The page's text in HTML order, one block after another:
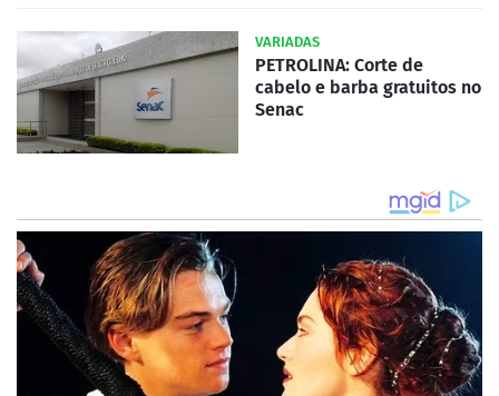
VARIADAS
PETROLINA: Corte de
cabelo e barba gratuitos no
Senac